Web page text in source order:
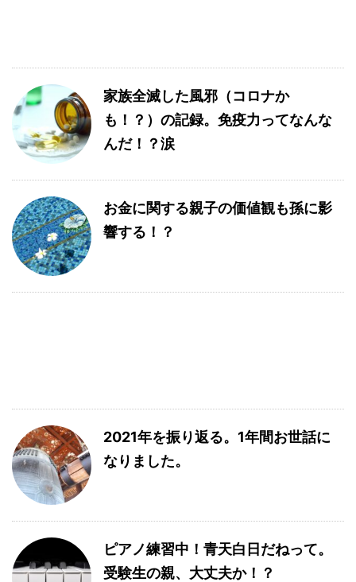
家族全滅した風邪（コロナか
も！？）の記録。免疫力ってなんな
んだ！？涙
お金に関する親子の価値観も孫に影
響する！？
2021年を振り返る。1年間お世話に
なりました。
ピアノ練習中！青天白日だねって。
受験生の親、大丈夫か！？